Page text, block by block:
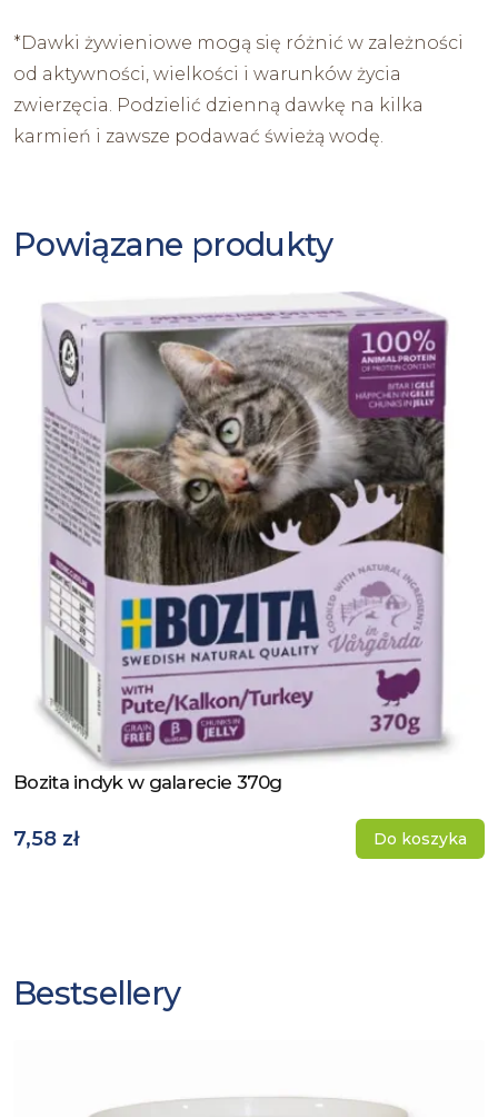
*Dawki żywieniowe mogą się różnić w zależności
od aktywności, wielkości i warunków życia
zwierzęcia. Podzielić dzienną dawkę na kilka
karmień i zawsze podawać świeżą wodę.
Powiązane produkty
Zobacz produkt
Bozita indyk w galarecie 370g
7,58 zł Do koszyka
Bestsellery